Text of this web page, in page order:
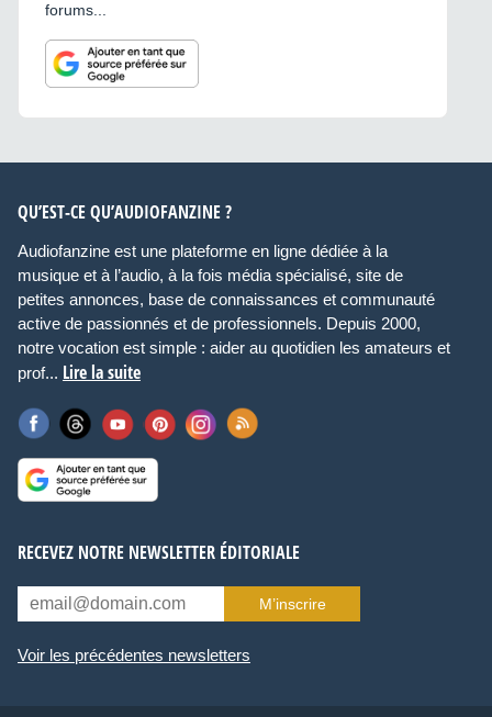
forums...
QU’EST-CE QU’AUDIOFANZINE ?
Audiofanzine est une plateforme en ligne dédiée à la
musique et à l’audio, à la fois média spécialisé, site de
petites annonces, base de connaissances et communauté
active de passionnés et de professionnels. Depuis 2000,
notre vocation est simple : aider au quotidien les amateurs et
prof... Lire la suite
RECEVEZ NOTRE NEWSLETTER ÉDITORIALE
M’inscrire
Voir les précédentes newsletters